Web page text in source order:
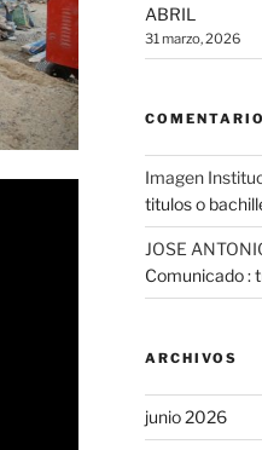
ABRIL
31 marzo, 2026
Imagen
titulos o
JOSE
Comunicado :
ARCHIVOS
junio 2026